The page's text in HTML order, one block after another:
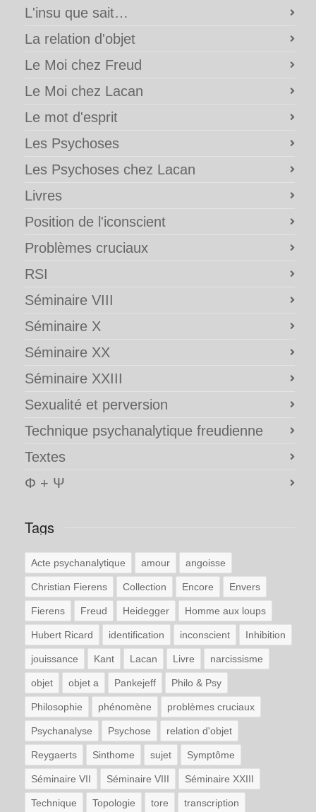
L'insu que sait…
La relation d'objet
Le Moi chez Freud
Le Moi chez Lacan
Le mot d'esprit
Les Psychoses
Les Psychoses chez Lacan
Livres
Position de l'iconscient
Problèmes cruciaux
RSI
Séminaire VIII
Séminaire X
Séminaire XX
Séminaire XXIII
Sexualité et perversion
Technique psychanalytique freudienne
Textes
Φ + Ψ
Tags
Acte psychanalytique amour angoisse
Christian Fierens Collection Encore Envers
Fierens Freud Heidegger Homme aux loups
Hubert Ricard identification inconscient Inhibition
jouissance Kant Lacan Livre narcissisme
objet objet a Pankejeff Philo & Psy
Philosophie phénomène problèmes cruciaux
Psychanalyse Psychose relation d'objet
Reygaerts Sinthome sujet Symptôme
Séminaire VII Séminaire VIII Séminaire XXIII
Technique Topologie tore transcription